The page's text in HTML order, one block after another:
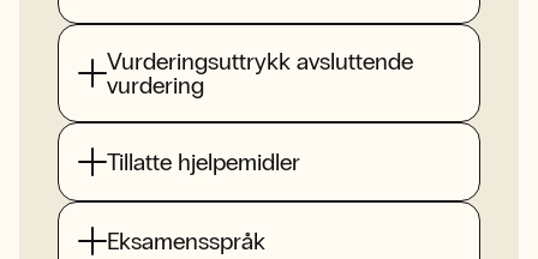
Vurderingsuttrykk avsluttende
vurdering
Tillatte hjelpemidler
Eksamensspråk